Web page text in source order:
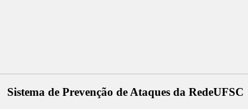
Sistema de Prevenção de Ataques da RedeUFSC